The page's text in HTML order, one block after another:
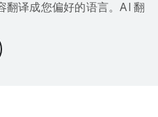
译成您偏好的语言。AI 翻